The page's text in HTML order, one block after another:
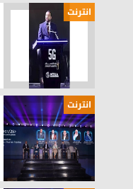
انترنت
انترنت